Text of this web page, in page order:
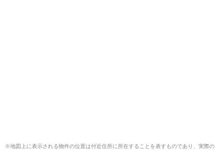
※地図上に表示される物件の位置は付近住所に所在することを表すものであり、実際の